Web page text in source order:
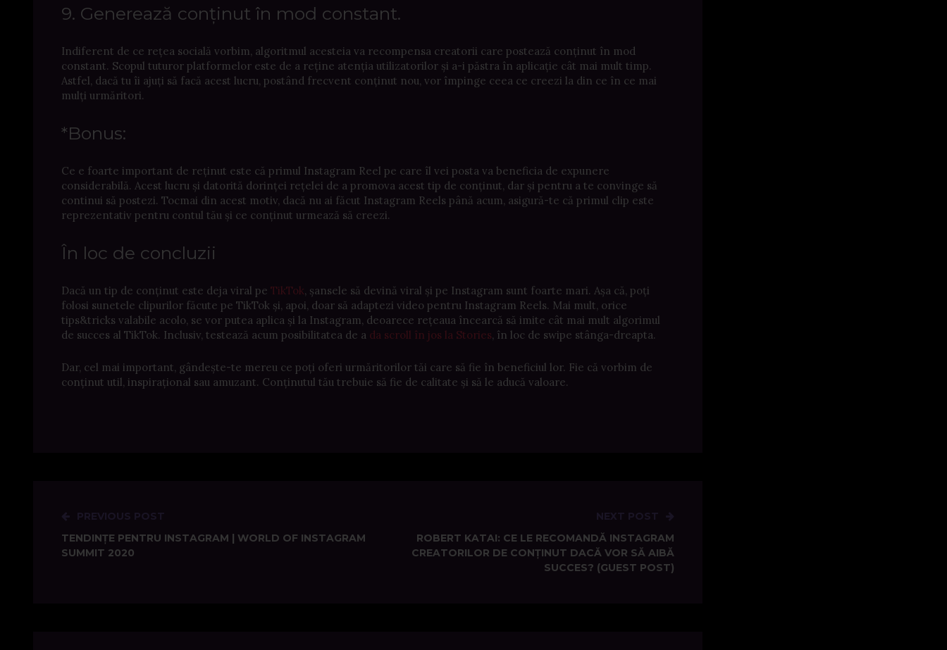
9. Generează conținut în mod constant.
Indiferent de ce rețea socială vorbim, algoritmul acesteia va recompensa creatorii care postează conținut în mod
constant. Scopul tuturor platformelor este de a reține atenția utilizatorilor și a-i păstra în aplicație cât mai mult timp.
Astfel, dacă tu îi ajuți să facă acest lucru, postând frecvent conținut nou, vor împinge ceea ce creezi la din ce în ce mai
mulți urmăritori.
*Bonus:
Ce e foarte important de reținut este că primul Instagram Reel pe care îl vei posta va beneficia de expunere
considerabilă. Acest lucru și datorită dorinței rețelei de a promova acest tip de conținut, dar și pentru a te convinge să
continui să postezi. Tocmai din acest motiv, dacă nu ai făcut Instagram Reels până acum, asigură-te că primul clip este
reprezentativ pentru contul tău și ce conținut urmează să creezi.
În loc de concluzii
Dacă un tip de conținut este deja viral pe TikTok , șansele să devină viral și pe Instagram sunt foarte mari. Așa că, poți
folosi sunetele clipurilor făcute pe TikTok și, apoi, doar să adaptezi video pentru Instagram Reels. Mai mult, orice
tips&tricks valabile acolo, se vor putea aplica și la Instagram, deoarece rețeaua încearcă să imite cât mai mult algorimul
de succes al TikTok. Inclusiv, testează acum posibilitatea de a da scroll în jos la Stories , în loc de swipe stânga-dreapta.
Dar, cel mai important, gândește-te mereu ce poți oferi urmăritorilor tăi care să fie în beneficiul lor. Fie că vorbim de
conținut util, inspirațional sau amuzant. Conținutul tău trebuie să fie de calitate și să le aducă valoare.
Post
navigation
PREVIOUS POST
TENDINȚE PENTRU INSTAGRAM | WORLD OF INSTAGRAM
SUMMIT 2020
NEXT POST
ROBERT KATAI: CE LE RECOMANDĂ INSTAGRAM
CREATORILOR DE CONȚINUT DACĂ VOR SĂ AIBĂ
SUCCES? (GUEST POST)